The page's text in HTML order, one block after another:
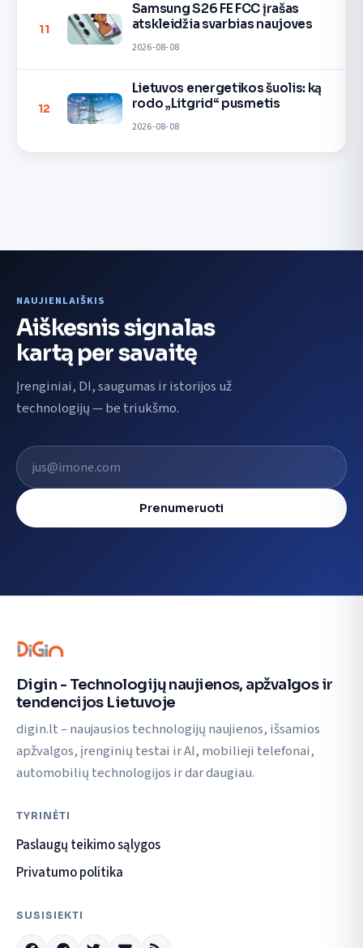
11
Samsung S26 FE FCC įrašas
atskleidžia svarbias naujoves
2026-08-08
12
Lietuvos energetikos šuolis: ką
rodo „Litgrid“ pusmetis
2026-08-08
NAUJIENLAIŠKIS
Aiškesnis signalas
kartą per savaitę
Įrenginiai, DI, saugumas ir istorijos už
technologijų — be triukšmo.
El. pašto adresas
Prenumeruoti
Digin - Technologijų naujienos, apžvalgos ir
tendencijos Lietuvoje
digin.lt – naujausios technologijų naujienos, išsamios
apžvalgos, įrenginių testai ir AI, mobilieji telefonai,
automobilių technologijos ir dar daugiau.
TYRINĖTI
Paslaugų teikimo sąlygos
Privatumo politika
SUSISIEKTI